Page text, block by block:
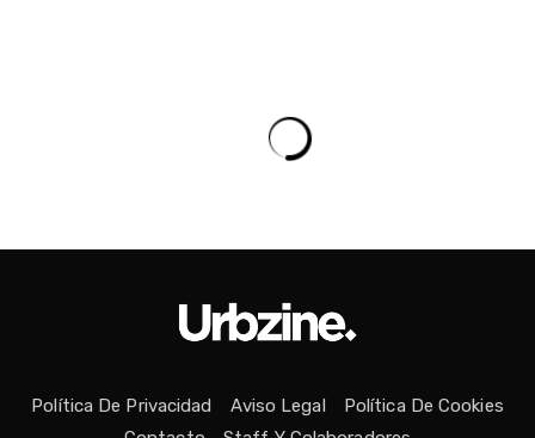
Política De Privacidad Aviso Legal
Política De Cookies